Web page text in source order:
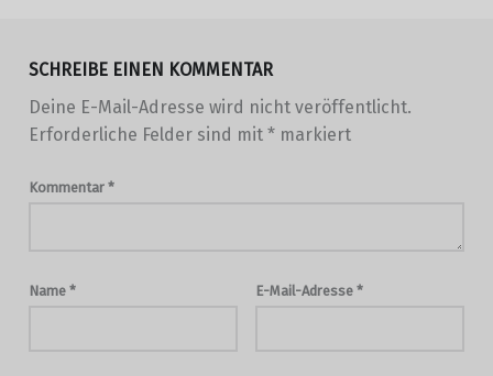
SCHREIBE EINEN KOMMENTAR
Deine E-Mail-Adresse wird nicht veröffentlicht.
Erforderliche Felder sind mit *markiert
Kommentar *
Name * E-Mail-Adresse *